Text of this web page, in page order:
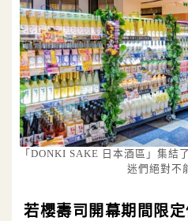
「DONKI SAKE 日本酒區」集結
迷們絕對不
若櫻壽司開幕期間限